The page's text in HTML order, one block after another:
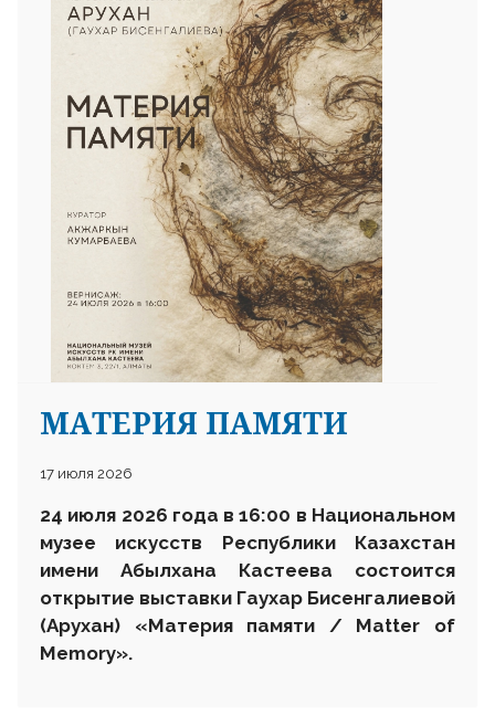
МАТЕРИЯ ПАМЯТИ
17 июля 2026
24 июля 2026 года в 16:00 в Национальном
музее искусств Республики Казахстан
имени Абылхана Кастеева состоится
открытие выставки Гаухар Бисенгалиевой
(Арухан) «Материя памяти / Matter of
Memory».